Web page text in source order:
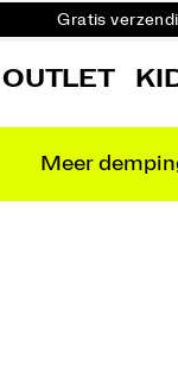
Gratis
Krijg
OUTLET
Meer